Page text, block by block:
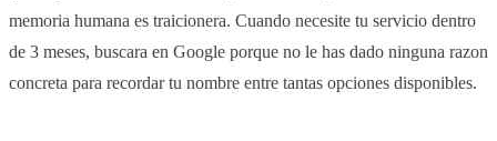
memoria humana es traicionera. Cuando necesite tu servicio dentro
de 3 meses, buscara en Google porque no le has dado ninguna razon
concreta para recordar tu nombre entre tantas opciones disponibles.